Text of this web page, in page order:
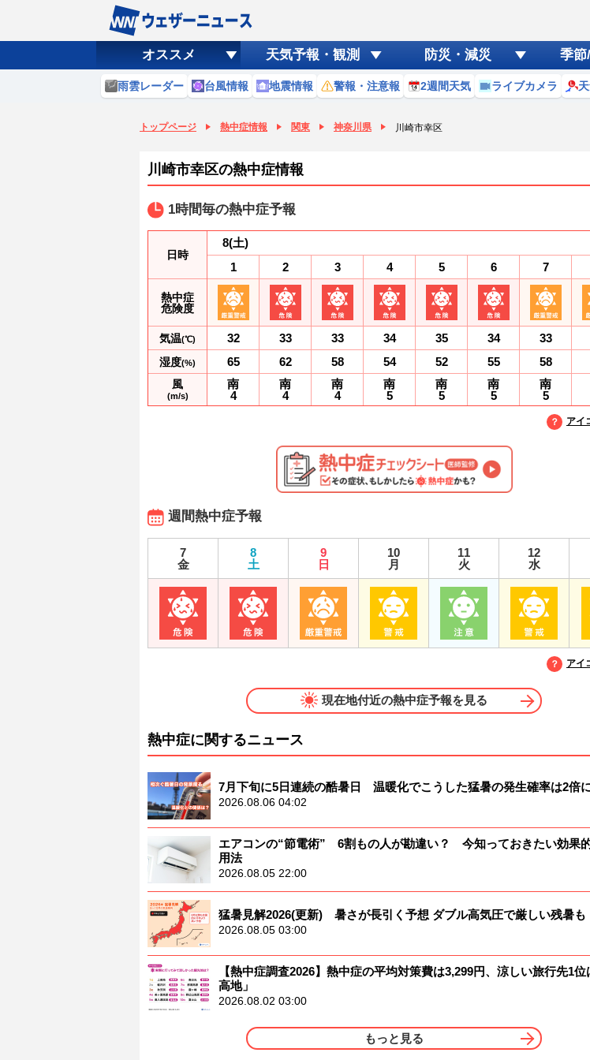
オススメ 天気予報・観測 防災・減災 季節
雨雲レーダー 台風情報 地震情報 警報・注意報 2週間天気 ライブカメラ
トップページ 熱中症情報 関東 神奈川県 川崎市幸区
川崎市幸区の熱中症情報
1時間毎の熱中症予報
日時
熱中症
危険度
気温(℃)
湿度(%)
風
(m/s)
8(土)
1
32
65
南
4
2
33
62
南
4
3
33
58
南
4
4
34
54
南
5
5
35
52
南
5
6
34
55
南
5
7
33
58
南
5
アイ
週間熱中症予報
7
金
8
土
9
日
10
月
11
火
12
水
アイ
現在地付近の熱中症予報を見る
熱中症に関するニュース
7月下旬に5日連続の酷暑日 温暖化でこうした猛暑の発生確率は2倍
2026.08.06 04:02
エアコンの“節電術” 6割もの人が勘違い？ 今知っておきたい効果
用法
2026.08.05 22:00
猛暑見解2026(更新) 暑さが長引く予想 ダブル高気圧で厳しい残暑も
2026.08.05 03:00
【熱中症調査2026】熱中症の平均対策費は3,299円、涼しい旅行先1位
高地」
2026.08.02 03:00
もっと見る